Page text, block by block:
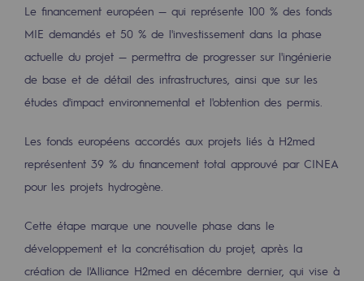
Social
Social
Notre investissement dans les
Inclusion
Mixité et égalité Femme-Homme
QVCT
Sécurité
PARI 2035, le programme de sécurité
Le financement européen — qui représente 100 % des fonds
MIE demandés et 50 % de l'investissement dans la phase
actuelle du projet — permettra de progresser sur l'ingénierie
de base et de détail des infrastructures, ainsi que sur les
études d'impact environnemental et l'obtention des permis.
Les fonds européens accordés aux projets liés à H2med
représentent 39 % du financement total approuvé par CINEA
pour les projets hydrogène.
Cette étape marque une nouvelle phase dans le
développement et la concrétisation du projet, après la
création de l'Alliance H2med en décembre dernier, qui vise à